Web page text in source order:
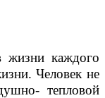
жизни каждого
Человек не
тепловой